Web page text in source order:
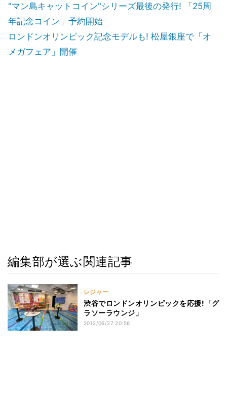
"マン島キャットコイン"シリーズ最後の発行! 「25周
年記念コイン」予約開始
ロンドンオリンピック記念モデルも! 松屋銀座で「オ
メガフェア」開催
編集部が選ぶ関連記事
レジャー
渋谷でロンドンオリンピックを応援!「グ
ラソーラウンジ」
2012/06/27 20:56